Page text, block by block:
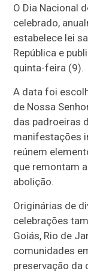
O Dia Nacional
celebrado,
estabelece lei
República e
quinta-feira (9).
A data foi
de Nossa
das padroeiras
manifestações
reúnem
que remontam
abolição.
Originárias de
celebrações
Goiás, Rio de
comunidades
preservação da